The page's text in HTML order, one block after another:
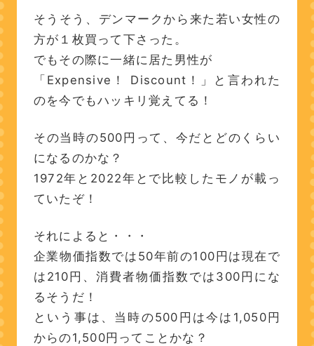
そうそう、デンマークから来た若い女性の
方が１枚買って下さった。
でもその際に一緒に居た男性が
「Expensive！ Discount！」と言われた
のを今でもハッキリ覚えてる！
その当時の500円って、今だとどのくらい
になるのかな？
1972年と2022年とで比較したモノが載っ
ていたぞ！
それによると・・・
企業物価指数では50年前の100円は現在で
は210円、消費者物価指数では300円にな
るそうだ！
という事は、当時の500円は今は1,050円
からの1,500円ってことかな？